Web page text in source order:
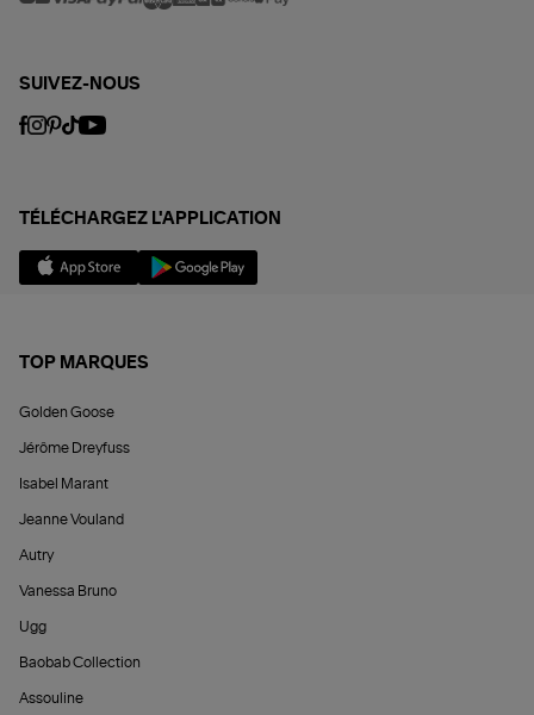
SUIVEZ-NOUS
TÉLÉCHARGEZ L'APPLICATION
TOP MARQUES
Golden Goose
Jérôme Dreyfuss
Isabel Marant
Jeanne Vouland
Autry
Vanessa Bruno
Ugg
Baobab Collection
Assouline